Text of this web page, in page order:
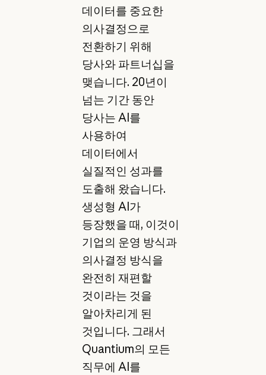
데이터를 중요한
의사결정으로
전환하기 위해
당사와 파트너십을
맺습니다. 20년이
넘는 기간 동안
당사는 AI를
사용하여
데이터에서
실질적인 성과를
도출해 왔습니다.
생성형 AI가
등장했을 때, 이것이
기업의 운영 방식과
의사결정 방식을
완전히 재편할
것이라는 것을
알아차리게 된
것입니다. 그래서
Quantium의 모든
직무에 AI를